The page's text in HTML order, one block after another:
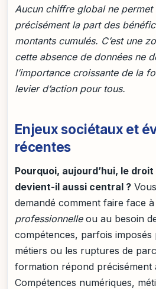
Aucun chiffre global ne permet
précisément la part des
montants cumulés. C’est une
cette absence de données ne
l’importance croissante de la
levier d’action pour tous.
Enjeux sociétaux et
récentes
Pourquoi, aujourd’hui, le
devient-il aussi central ?
demandé comment faire face
professionnelleou au besoin
compétences, parfois imposés
métiers ou les ruptures de
formation répond précisément
Compétences numériques,